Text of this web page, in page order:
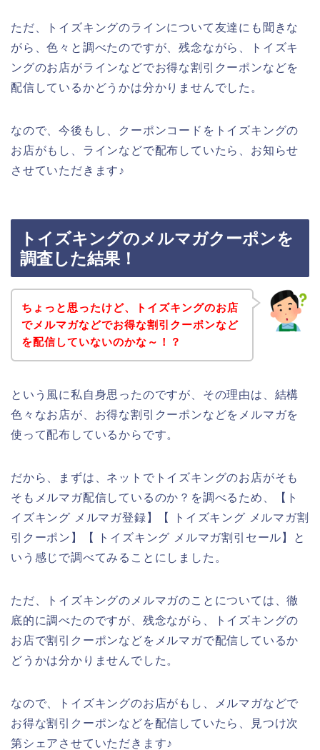
ただ、トイズキングのラインについて友達にも聞きな
がら、色々と調べたのですが、残念ながら、トイズキ
ングのお店がラインなどでお得な割引クーポンなどを
配信しているかどうかは分かりませんでした。
なので、今後もし、クーポンコードをトイズキングの
お店がもし、ラインなどで配布していたら、お知らせ
させていただきます♪
トイズキングのメルマガクーポンを
調査した結果！
ちょっと思ったけど、トイズキングのお店
でメルマガなどでお得な割引クーポンなど
を配信していないのかな～！？
という風に私自身思ったのですが、その理由は、結構
色々なお店が、お得な割引クーポンなどをメルマガを
使って配布しているからです。
だから、まずは、ネットでトイズキングのお店がそも
そもメルマガ配信しているのか？を調べるため、【ト
イズキング メルマガ登録】【 トイズキング メルマガ割
引クーポン】【 トイズキング メルマガ割引セール】と
いう感じで調べてみることにしました。
ただ、トイズキングのメルマガのことについては、徹
底的に調べたのですが、残念ながら、トイズキングの
お店で割引クーポンなどをメルマガで配信しているか
どうかは分かりませんでした。
なので、トイズキングのお店がもし、メルマガなどで
お得な割引クーポンなどを配信していたら、見つけ次
第シェアさせていただきます♪